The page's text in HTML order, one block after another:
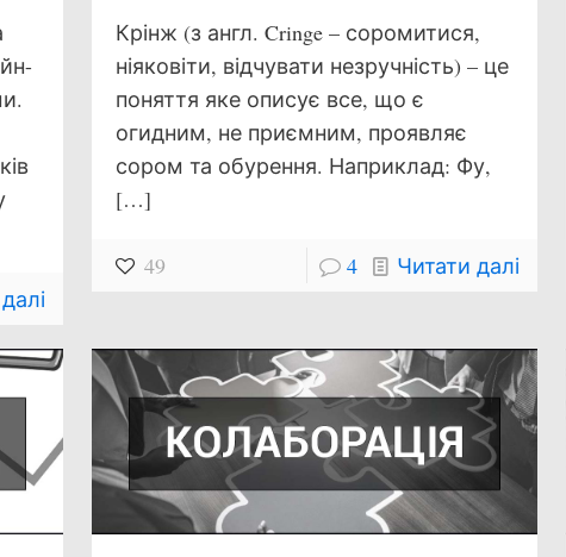
Крінж (з англ. Cringe – соромитися,
ніяковіти, відчувати незручність) – це
поняття яке описує все, що є
огидним, не приємним, проявляє
сором та обурення. Наприклад: Фу,
[…]
49 4 Читати далі